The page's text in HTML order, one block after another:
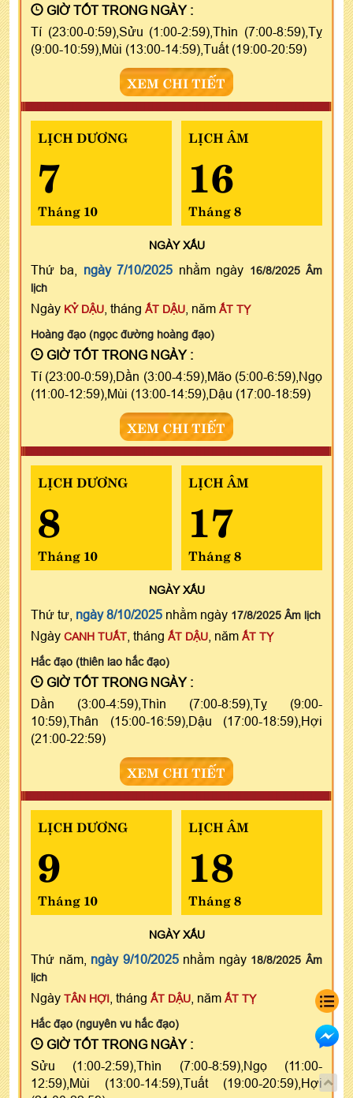
GIỜ TỐT TRONG NGÀY :
Tí (23:00-0:59),Sửu (1:00-2:59),Thìn (7:00-8:59),Tỵ
(9:00-10:59),Mùi (13:00-14:59),Tuất (19:00-20:59)
XEM CHI TIẾT
LỊCH DƯƠNG
7
Tháng 10
LỊCH ÂM
16
Tháng 8
NGÀYXẤU
Thứ ba, ngày 7/10/2025 nhằm ngày 16/8/2025 Âm
lịch
Ngày KỶ DẬU , tháng ẤT DẬU , năm ẤT TỴ
Hoàng đạo (ngọc đường hoàng đạo)
GIỜ TỐT TRONG NGÀY :
Tí (23:00-0:59),Dần (3:00-4:59),Mão (5:00-6:59),Ngọ
(11:00-12:59),Mùi (13:00-14:59),Dậu (17:00-18:59)
XEM CHI TIẾT
LỊCH DƯƠNG
8
Tháng 10
LỊCH ÂM
17
Tháng 8
NGÀYXẤU
Thứ tư, ngày 8/10/2025 nhằm ngày 17/8/2025 Âm lịch
Ngày CANH TUẤT , tháng ẤT DẬU , năm ẤT TỴ
Hắc đạo (thiên lao hắc đạo)
GIỜ TỐT TRONG NGÀY :
Dần (3:00-4:59),Thìn (7:00-8:59),Tỵ (9:00-
10:59),Thân (15:00-16:59),Dậu (17:00-18:59),Hợi
(21:00-22:59)
XEM CHI TIẾT
LỊCH DƯƠNG
9
Tháng 10
LỊCH ÂM
18
Tháng 8
NGÀYXẤU
Thứ năm, ngày 9/10/2025nhằm ngày 18/8/2025 Âm
lịch
Ngày TÂN HỢI , tháng ẤT DẬU , năm ẤT TỴ
Hắc đạo (nguyên vu hắc đạo)
GIỜ TỐT TRONG NGÀY :
Sửu (1:00-2:59),Thìn (7:00-8:59),Ngọ (11:00-
12:59),Mùi (13:00-14:59),Tuất (19:00-20:59),Hợi